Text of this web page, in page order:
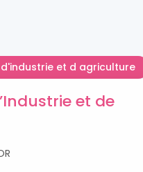
et d agriculture
et de